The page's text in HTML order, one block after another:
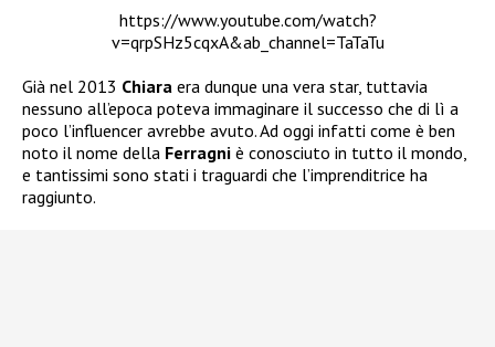
https://www.youtube.com/watch?
v=qrpSHz5cqxA&ab_channel=TaTaTu
Già nel 2013 Chiara era dunque una vera star, tuttavia
nessuno all’epoca poteva immaginare il successo che di lì a
poco l’influencer avrebbe avuto. Ad oggi infatti come è ben
noto il nome della Ferragni è conosciuto in tutto il mondo,
e tantissimi sono stati i traguardi che l’imprenditrice ha
raggiunto.